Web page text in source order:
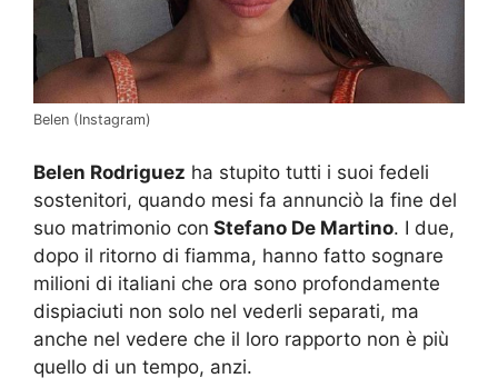
Belen (Instagram)
Belen Rodriguez ha stupito tutti i suoi fedeli
sostenitori, quando mesi fa annunciò la fine del
suo matrimonio con Stefano De Martino. I due,
dopo il ritorno di fiamma, hanno fatto sognare
milioni di italiani che ora sono profondamente
dispiaciuti non solo nel vederli separati, ma
anche nel vedere che il loro rapporto non è più
quello di un tempo, anzi.